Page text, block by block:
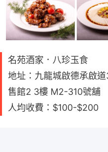
名苑酒家．八珍玉食
地址：九龍城啟德承啟
售館2 3樓 M2-310號舖
人均收費：$100-$200